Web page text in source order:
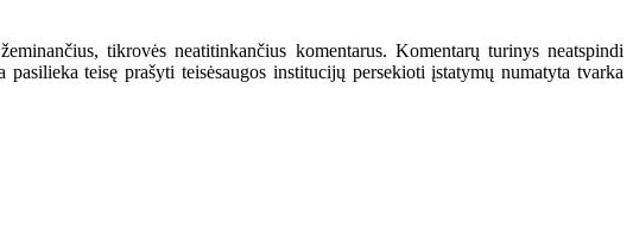
tikrovės neatitinkančius komentarus. Komentarų turinys neatspindi
teisę prašyti teisėsaugos institucijų persekioti įstatymų numatyta tvarka